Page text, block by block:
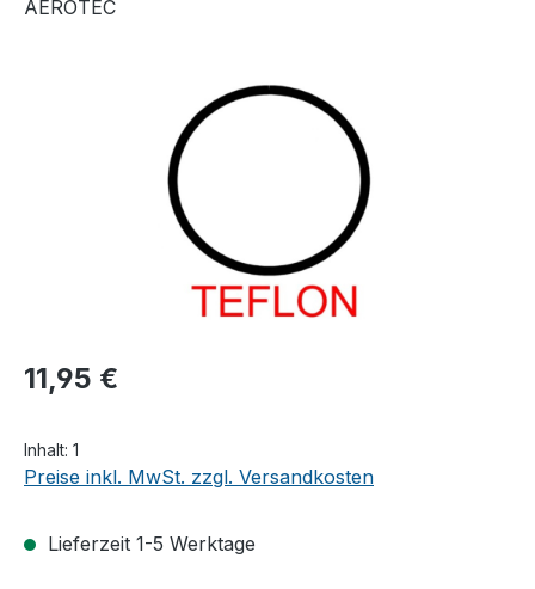
AEROTEC
Bildergalerie überspringen
11,95 €
Inhalt: 1
Preise inkl. MwSt. zzgl. Versandkosten
Lieferzeit 1-5 Werktage